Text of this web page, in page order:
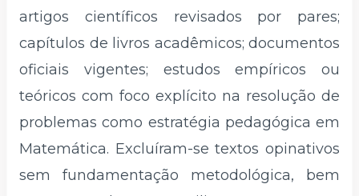
artigos científicos revisados por pares;
capítulos de livros acadêmicos; documentos
oficiais vigentes; estudos empíricos ou
teóricos com foco explícito na resolução de
problemas como estratégia pedagógica em
Matemática. Excluíram-se textos opinativos
sem fundamentação metodológica, bem